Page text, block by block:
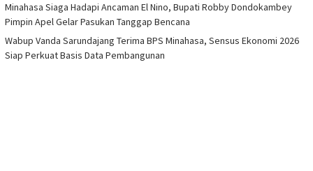
Minahasa Siaga Hadapi Ancaman El Nino, Bupati Robby Dondokambey
Pimpin Apel Gelar Pasukan Tanggap Bencana
Wabup Vanda Sarundajang Terima BPS Minahasa, Sensus Ekonomi 2026
Siap Perkuat Basis Data Pembangunan